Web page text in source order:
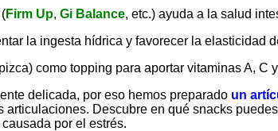
Firm Up, Gi Balance, etc.) ayuda a la salud
la ingesta hídrica y favorecer la elasticidad
como topping para aportar vitaminas A, C
delicada, por eso hemos preparado un
Descubre en qué snacks
por el estrés.